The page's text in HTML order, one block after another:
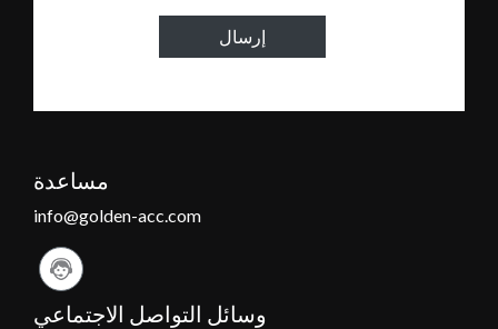
إرسال
مساعدة
info@golden-acc.com
وسائل التواصل الاجتماعي